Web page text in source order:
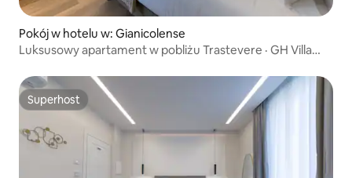
Pokój w hotelu w: Gianicolense
Luksusowy apartament w pobliżu Trastevere · GH Villa
Superhost
Superhost